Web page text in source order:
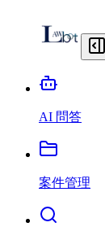
AI 問答
案件管理